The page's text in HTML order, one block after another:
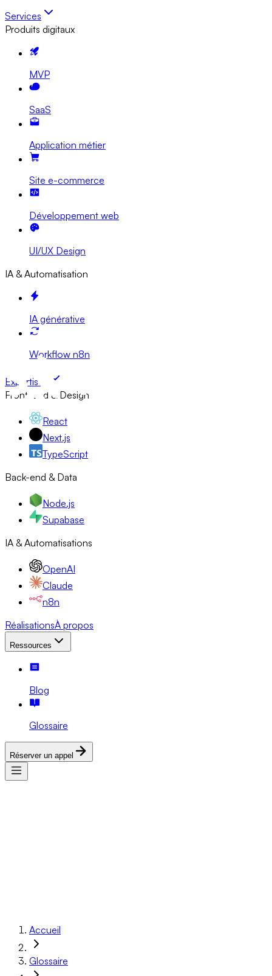
Services
Produits digitaux
MVP
SaaS
Application métier
Site e-commerce
Développement web
UI/UX Design
IA & Automatisation
IA générative
Workflow n8n
Expertises
Front-end & Design
React
Next.js
TypeScript
Back-end & Data
Node.js
Supabase
IA & Automatisations
OpenAI
Claude
n8n
RéalisationsÀ propos
Ressources
Blog
Glossaire
Réserver un appel
Accueil
Glossaire